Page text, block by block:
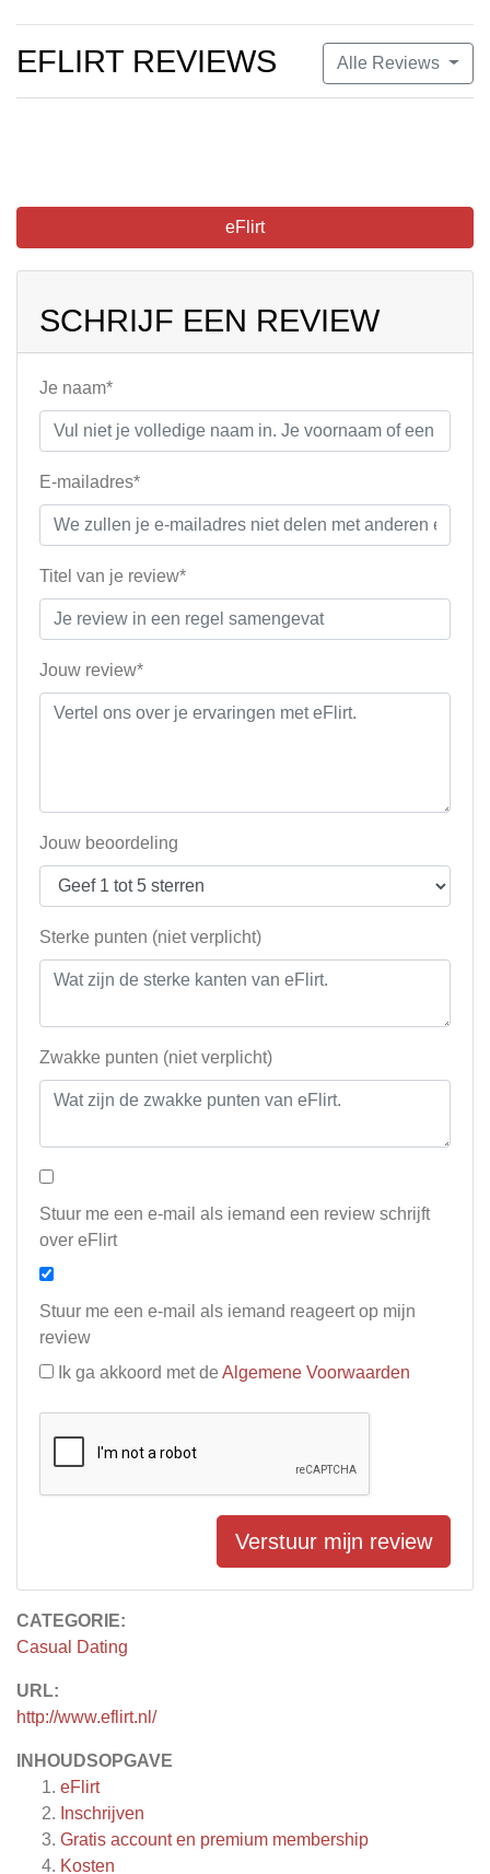
CATEGORIE:
Casual Dating
URL:
http://www.eflirt.nl/
INHOUDSOPGAVE
eFlirt
Inschrijven
Gratis account en premium membership
Kosten
Alle Reviews
EFLIRT REVIEWS
eFlirt
SCHRIJF EEN REVIEW
Je naam*
E-mailadres*
Titel van je review*
Jouw review*
Jouw beoordeling
Sterke punten (niet verplicht)
Zwakke punten (niet verplicht)
Stuur me een e-mail als iemand een review schrijft
over eFlirt
Stuur me een e-mail als iemand reageert op mijn
review
Ik ga akkoord met de Algemene Voorwaarden
Verstuur mijn review